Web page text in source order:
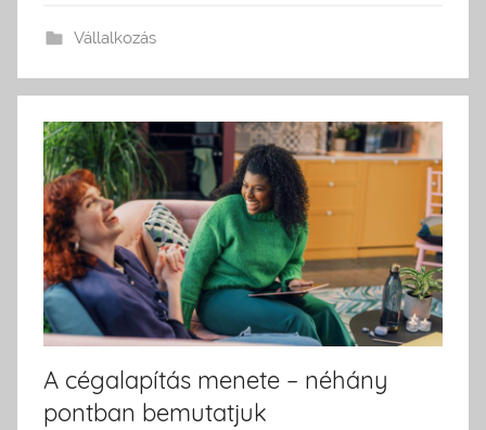
Vállalkozás
A cégalapítás menete – néhány
pontban bemutatjuk